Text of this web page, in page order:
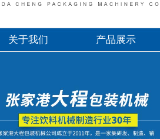
关于我们 产品展示